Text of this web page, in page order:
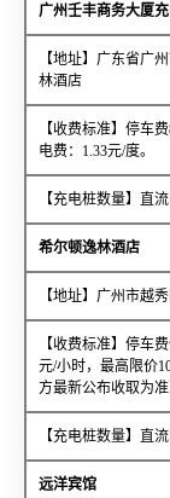
广州壬丰商务大厦
【地址】广东省广
林酒店
【收费标准】停车
电费：1.33元/度。
【充电桩数量】直
希尔顿逸林酒店
【地址】广州市越
【收费标准】停车
元/小时，最高限价
方最新公布收取为准
【充电桩数量】直
远洋宾馆